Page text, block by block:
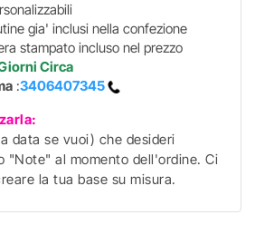
gia' inclusi nella confezione
stampato incluso nel prezzo
Circa
:3406407345
data se vuoi) che desideri
"Note" al momento dell'ordine. Ci
la tua base su misura.